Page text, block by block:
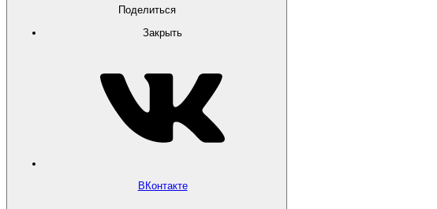
Поделиться
Закрыть
ВКонтакте